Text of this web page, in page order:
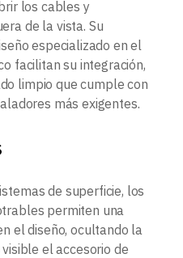
los cables y
de la vista. Su
especializado en el
facilitan su integración,
limpio que cumple con
más exigentes.
de superficie, los
permiten una
el diseño, ocultando la
el accesorio de